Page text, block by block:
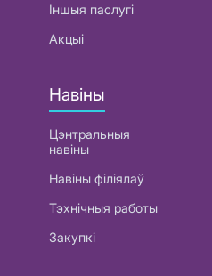
Іншыя паслугі
Акцыі
Навіны
Цэнтральныя
навіны
Навіны філіялаў
Тэхнічныя работы
Закупкі